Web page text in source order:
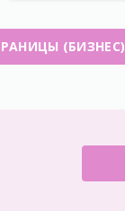
(БИЗНЕС)